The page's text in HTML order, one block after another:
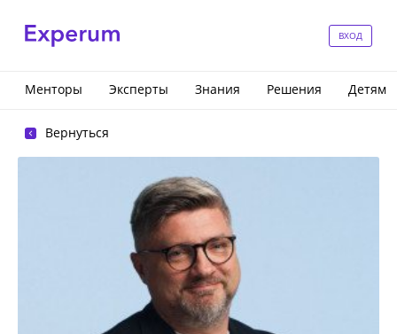
ВХОД
Менторы Эксперты Знания Решения Детям
Вернуться